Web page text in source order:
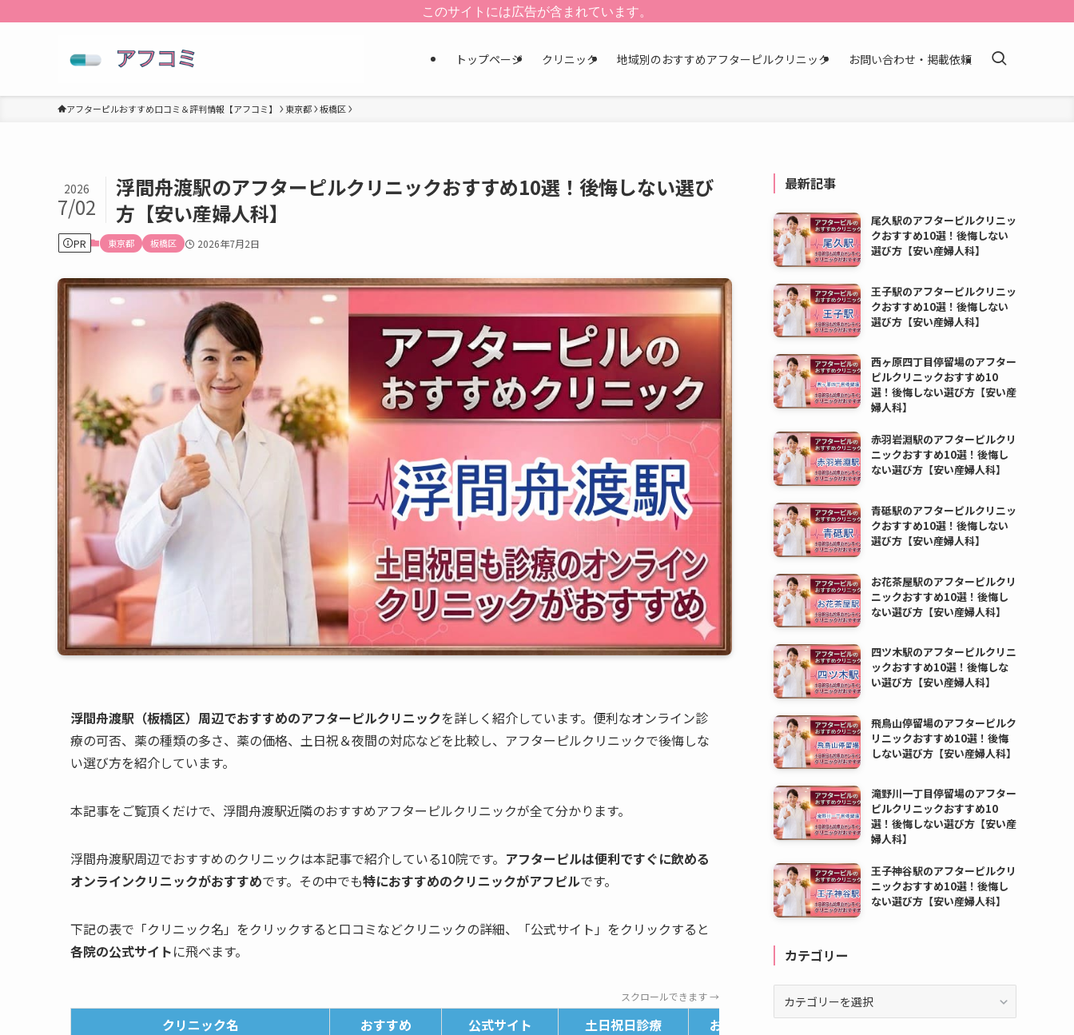
このサイトには広告が含まれています。
トップページ クリニック 地域別のおすすめアフターピルクリニック お問い合わせ・掲載依頼
アフターピルおすすめ口コミ＆評判情報【アフコミ】 東京都 板橋区
浮間舟渡駅のアフターピルクリニックおすすめ10選！後悔しない選び
方【安い産婦人科】
2026
7/02
PR 東京都 板橋区 2026年7月2日
浮間舟渡駅（板橋区）周辺でおすすめのアフターピルクリニックを詳しく紹介しています。便利なオンライン診
療の可否、薬の種類の多さ、薬の価格、土日祝＆夜間の対応などを比較し、アフターピルクリニックで後悔しな
い選び方を紹介しています。
本記事をご覧頂くだけで、浮間舟渡駅近隣のおすすめアフターピルクリニックが全て分かります。
浮間舟渡駅周辺でおすすめのクリニックは本記事で紹介している10院です。 アフターピルは便利ですぐに飲める
オンラインクリニックがおすすめです。その中でも特におすすめのクリニックがアフピルです。
下記の表で「クリニック名」をクリックすると口コミなどクリニックの詳細、「公式サイト」をクリックすると
各院の公式サイトに飛べます。
スクロールできます →
クリニック名 おすすめ 公式サイト 土日祝日診療 お急ぎ便 オンライン診療 料金
最新記事
尾久駅のアフターピルクリニッ
クおすすめ10選！後悔しない
選び方【安い産婦人科】
王子駅のアフターピルクリニッ
クおすすめ10選！後悔しない
選び方【安い産婦人科】
西ヶ原四丁目停留場のアフター
ピルクリニックおすすめ10
選！後悔しない選び方【安い産
婦人科】
赤羽岩淵駅のアフターピルクリ
ニックおすすめ10選！後悔し
ない選び方【安い産婦人科】
青砥駅のアフターピルクリニッ
クおすすめ10選！後悔しない
選び方【安い産婦人科】
お花茶屋駅のアフターピルクリ
ニックおすすめ10選！後悔し
ない選び方【安い産婦人科】
四ツ木駅のアフターピルクリニ
ックおすすめ10選！後悔しな
い選び方【安い産婦人科】
飛鳥山停留場のアフターピルク
リニックおすすめ10選！後悔
しない選び方【安い産婦人科】
滝野川一丁目停留場のアフター
ピルクリニックおすすめ10
選！後悔しない選び方【安い産
婦人科】
王子神谷駅のアフターピルクリ
ニックおすすめ10選！後悔し
ない選び方【安い産婦人科】
カテゴリー